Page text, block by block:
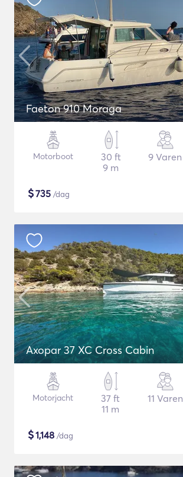
Faeton 910 Moraga
Motorboot
30 ft
9 m
9 Varen
$735 /dag
Axopar 37 XC Cross Cabin
Motorjacht
37 ft
11 m
11 Varen
$1,148 /dag